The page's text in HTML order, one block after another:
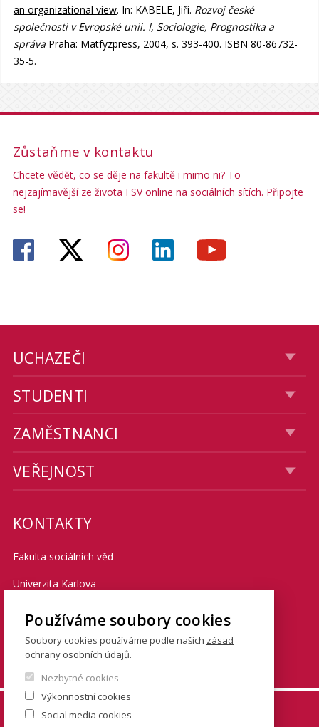
an organizational view. In: KABELE, Jiří. Rozvoj české
společnosti v Evropské unii. I, Sociologie, Prognostika a
správaPraha: Matfyzpress, 2004, s. 393-400. ISBN 80-86732-
35-5.
Zůstaňme v kontaktu
Chcete vědět, co se děje na fakultě i mimo ni? To
nejzajímavější ze života FSV online na sociálních sítích. Připojte
se!
UCHAZEČI
STUDENTI
ZAMĚSTNANCI
VEŘEJNOST
KONTAKTY
Fakulta sociálních věd
Univerzita Karlova
Smetanovo nábřeží 6
Praha 1 110 01
© FSV UK 2026, photo: UK ,
Používáme soubory cookies
Soubory cookies používáme podle našich zásad
ochrany osobních údajů.
Nezbytné cookies
Výkonnostní cookies
Social media cookies